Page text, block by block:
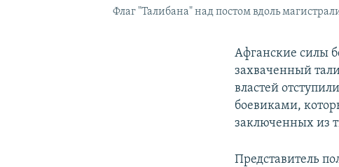
Флаг "Талибана" над постом вдоль
Афганские силы
захваченный
властей
боевиками,
заключенных из
Представитель